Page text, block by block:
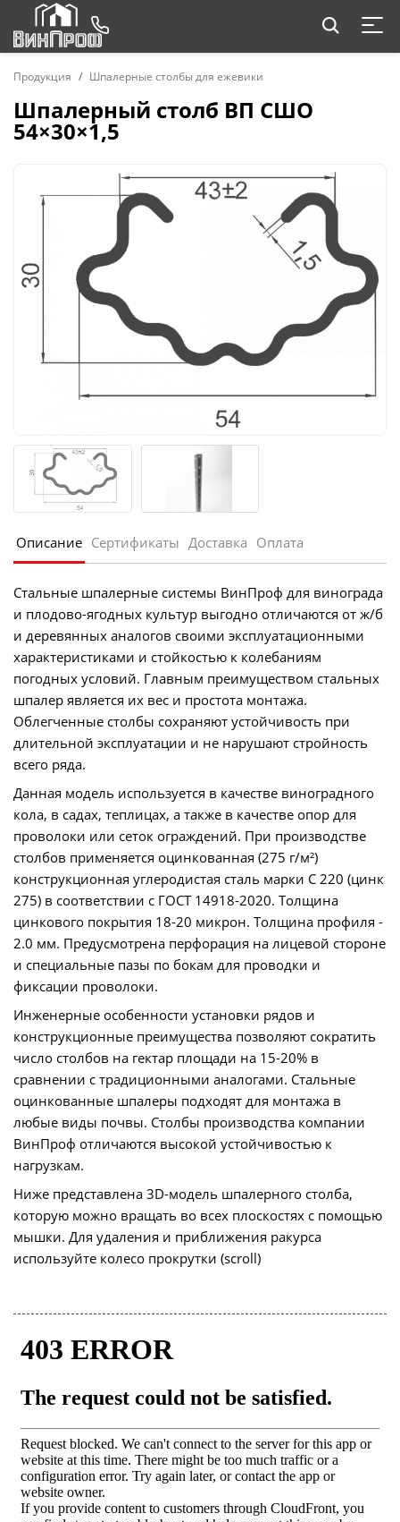
Продукция Шпалерные столбы для ежевики
Шпалерный столб ВП СШО
54×30×1,5
Описание Сертификаты Доставка Оплата
Стальные шпалерные системы ВинПроф для винограда
и плодово-ягодных культур выгодно отличаются от ж/б
и деревянных аналогов своими эксплуатационными
характеристиками и стойкостью к колебаниям
погодных условий. Главным преимуществом стальных
шпалер является их вес и простота монтажа.
Облегченные столбы сохраняют устойчивость при
длительной эксплуатации и не нарушают стройность
всего ряда.
Данная модель используется в качестве виноградного
кола, в садах, теплицах, а также в качестве опор для
проволоки или сеток ограждений. При производстве
столбов применяется оцинкованная (275 г/м²)
конструкционная углеродистая сталь марки С 220 (цинк
275) в соответствии с ГОСТ 14918-2020. Толщина
цинкового покрытия 18-20 микрон. Толщина профиля -
2.0 мм. Предусмотрена перфорация на лицевой стороне
и специальные пазы по бокам для проводки и
фиксации проволоки.
Инженерные особенности установки рядов и
конструкционные преимущества позволяют сократить
число столбов на гектар площади на 15-20% в
сравнении с традиционными аналогами. Стальные
оцинкованные шпалеры подходят для монтажа в
любые виды почвы. Столбы производства компании
ВинПроф отличаются высокой устойчивостью к
нагрузкам.
Ниже представлена 3D-модель шпалерного столба,
которую можно вращать во всех плоскостях с помощью
мышки. Для удаления и приближения ракурса
используйте колесо прокрутки (scroll)